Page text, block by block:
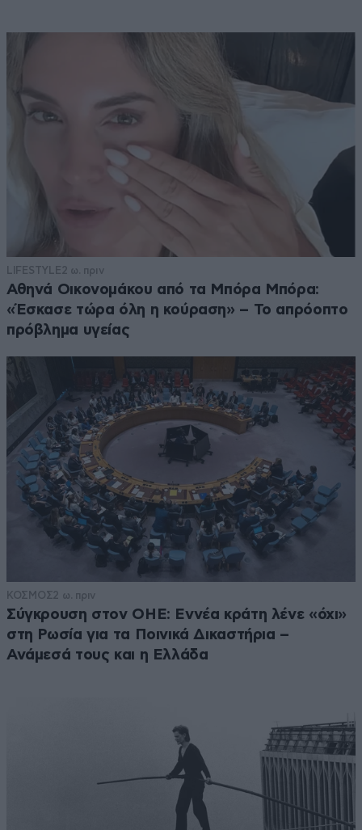
LIFESTYLE2 ω. πριν
Αθηνά Οικονομάκου από τα Μπόρα Μπόρα:
«Έσκασε τώρα όλη η κούραση» – Το απρόοπτο
πρόβλημα υγείας
ΚΟΣΜΟΣ2 ω. πριν
Σύγκρουση στον ΟΗΕ: Εννέα κράτη λένε «όχι»
στη Ρωσία για τα Ποινικά Δικαστήρια –
Ανάμεσά τους και η Ελλάδα